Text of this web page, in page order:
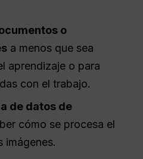
o
a menos que sea
aprendizaje o para
con el trabajo.
de datos de
cómo se procesa el
imágenes.